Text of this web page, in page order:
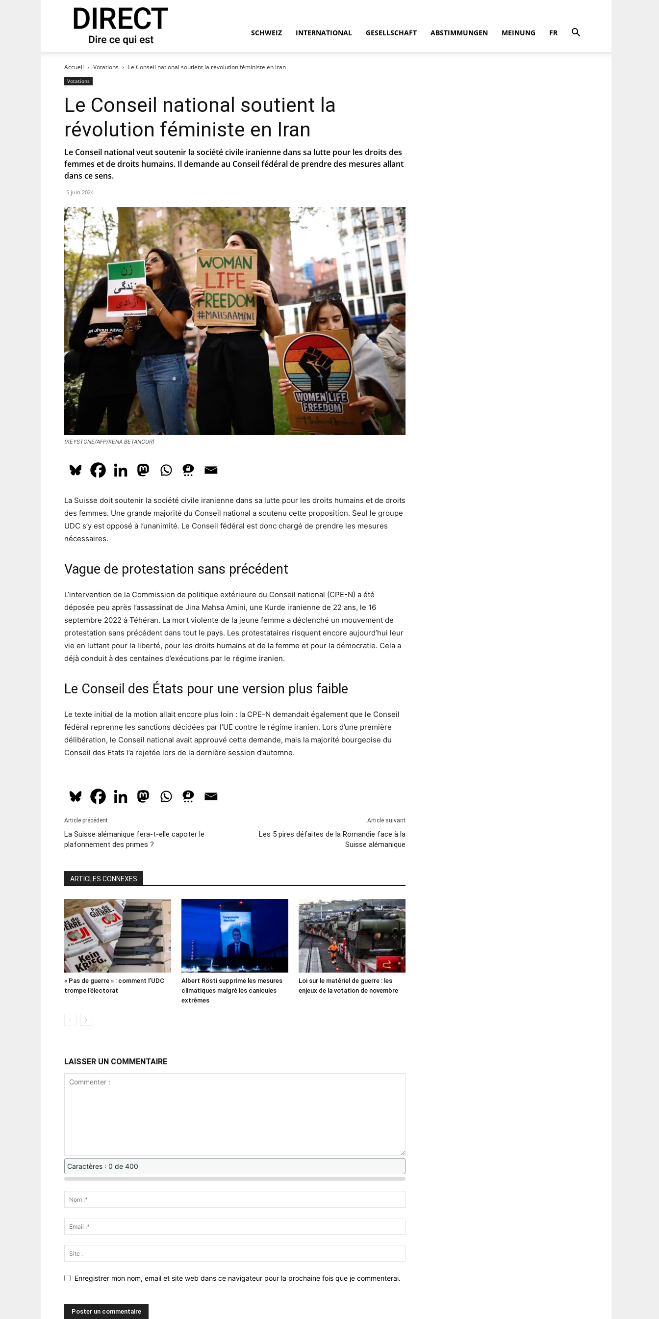
SCHWEIZ INTERNATIONAL GESELLSCHAFT ABSTIMMUNGEN MEINUNG FR
Accueil Votations Le Conseil national soutient la révolution féministe en Iran
Votations
Le Conseil national soutient la
révolution féministe en Iran
Le Conseil national veut soutenir la société civile iranienne dans sa lutte pour les droits des
femmes et de droits humains. Il demande au Conseil fédéral de prendre des mesures allant
dans ce sens.
5 juin 2024
(KEYSTONE/AFP/KENA BETANCUR)
La Suisse doit soutenir la société civile iranienne dans sa lutte pour les droits humains et de droits
des femmes. Une grande majorité du Conseil national a soutenu cette proposition. Seul le groupe
UDC s’y est opposé à l’unanimité. Le Conseil fédéral est donc chargé de prendre les mesures
nécessaires.
Vague de protestation sans précédent
L’intervention de la Commission de politique extérieure du Conseil national (CPE-N) a été
déposée peu après l’assassinat de Jina Mahsa Amini, une Kurde iranienne de 22 ans, le 16
septembre 2022 à Téhéran. La mort violente de la jeune femme a déclenché un mouvement de
protestation sans précédent dans tout le pays. Les protestataires risquent encore aujourd’hui leur
vie en luttant pour la liberté, pour les droits humains et de la femme et pour la démocratie. Cela a
déjà conduit à des centaines d’exécutions par le régime iranien.
Le Conseil des États pour une version plus faible
Le texte initial de la motion allait encore plus loin : la CPE-N demandait également que le Conseil
fédéral reprenne les sanctions décidées par l’UE contre le régime iranien. Lors d’une première
délibération, le Conseil national avait approuvé cette demande, mais la majorité bourgeoise du
Conseil des Etats l’a rejetée lors de la dernière session d’automne.
Article précédent
La Suisse alémanique fera-t-elle capoter le
plafonnement des primes ?
Article suivant
Les 5 pires défaites de la Romandie face à la
Suisse alémanique
ARTICLES CONNEXES
« Pas de guerre » : comment l’UDC
trompe l’électorat
Albert Rösti supprime les mesures
climatiques malgré les canicules
extrêmes
Loi sur le matériel de guerre : les
enjeux de la votation de novembre
LAISSER UN COMMENTAIRE
Caractères : 0 de 400
Enregistrer mon nom, email et site web dans ce navigateur pour la prochaine fois que je commenterai.
le PS te tienne au courant de